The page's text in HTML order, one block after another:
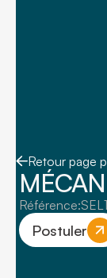
Retour page
Référence:
Postuler